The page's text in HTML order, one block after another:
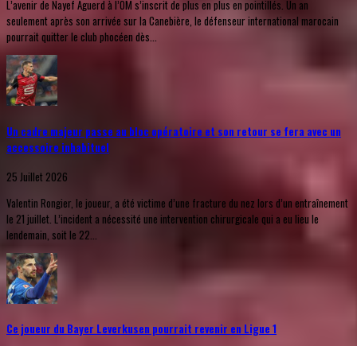
L’avenir de Nayef Aguerd à l’OM s’inscrit de plus en plus en pointillés. Un an
seulement après son arrivée sur la Canebière, le défenseur international marocain
pourrait quitter le club phocéen dès...
Un cadre majeur passe au bloc opératoire et son retour se fera avec un
accessoire inhabituel
25 Juillet 2026
Valentin Rongier, le joueur, a été victime d’une fracture du nez lors d’un entraînement
le 21 juillet. L’incident a nécessité une intervention chirurgicale qui a eu lieu le
lendemain, soit le 22...
Ce joueur du Bayer Leverkusen pourrait revenir en Ligue 1